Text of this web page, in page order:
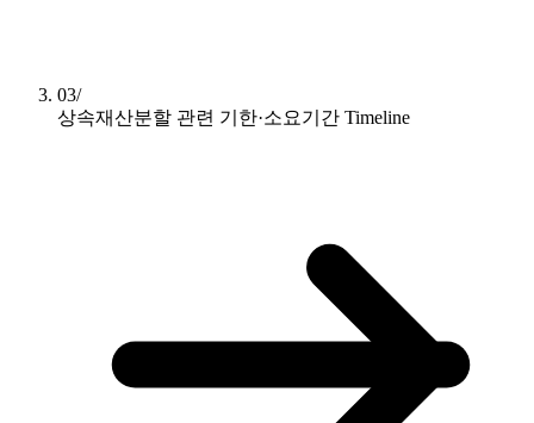
03/
상속재산분할 관련 기한·소요기간 Timeline